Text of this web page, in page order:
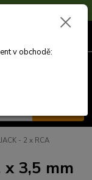
SLEVA6
- 2 x RCA
3,5 mm
v obchodě: